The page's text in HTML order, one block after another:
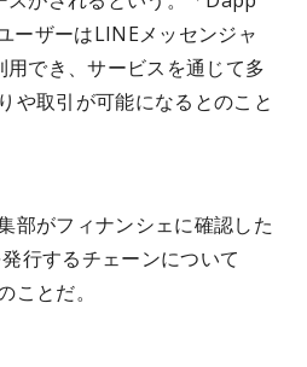
ーザーはLINEメッセンジャ
でき、サービスを通じて多
や取引が可能になるとのこと
部がフィナンシェに確認した
行するチェーンについて
ことだ。